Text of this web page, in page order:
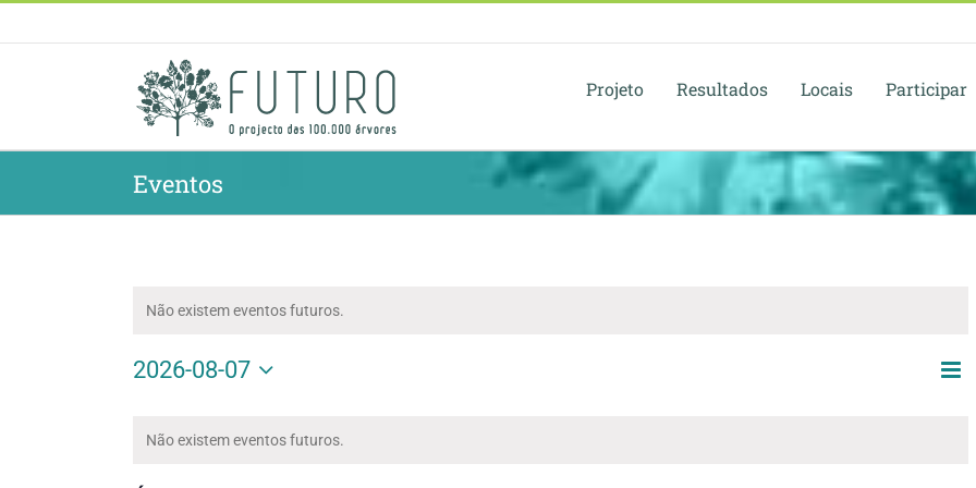
Projeto Resultados Locais Participar
Eventos
Não existem eventos futuros.
Mês
2026-08-07
data.
deNão existem eventos futuros.